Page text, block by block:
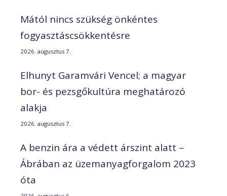
Mától nincs szükség önkéntes
fogyasztáscsökkentésre
2026. augusztus 7.
Elhunyt Garamvári Vencel; a magyar
bor- és pezsgőkultúra meghatározó
alakja
2026. augusztus 7.
A benzin ára a védett árszint alatt –
Ábrában az üzemanyagforgalom 2023
óta